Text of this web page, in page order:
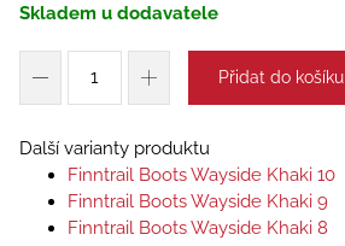
Skladem u dodavatele
Přidat do košíku
Další varianty produktu
Finntrail Boots Wayside Khaki 10
Finntrail Boots Wayside Khaki 9
Finntrail Boots Wayside Khaki 8